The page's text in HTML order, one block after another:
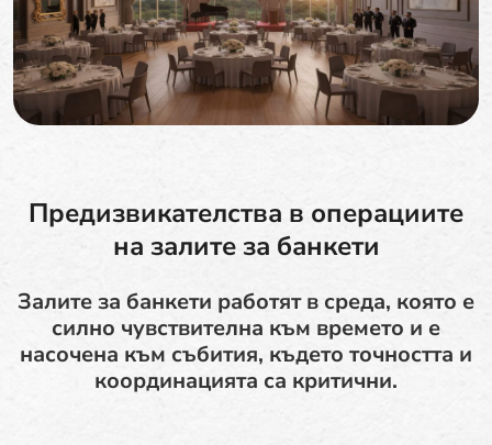
Предизвикателства в операциите
на залите за банкети
Залите за банкети работят в среда, която е
силно чувствителна към времето и е
насочена към събития, където точността и
координацията са критични.